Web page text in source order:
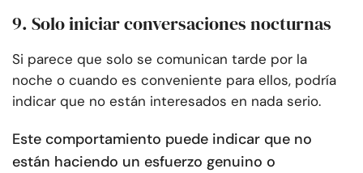
9. Solo iniciar conversaciones nocturnas
Si parece que solo se comunican tarde por la
noche o cuando es conveniente para ellos, podría
indicar que no están interesados en nada serio.
Este comportamiento puede indicar que no
están haciendo un esfuerzo genuino o